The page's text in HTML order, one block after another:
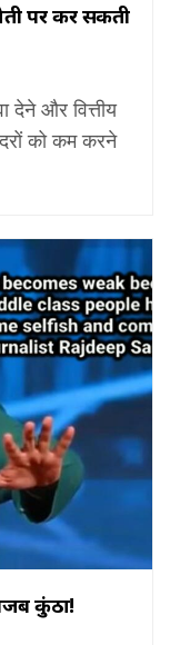
पर कर सकती
देने और वित्तीय
को कम करने
कुंठा!